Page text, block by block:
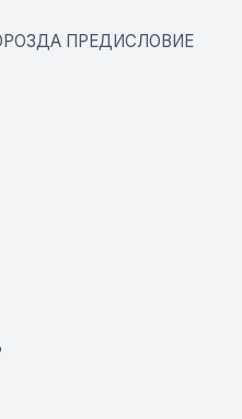
ПРЕДИСЛОВИЕ